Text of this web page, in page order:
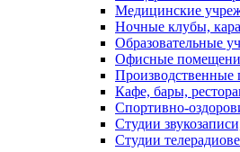
Медицинские
Ночные клубы,
Образовательные
Офисные
Производственные
Кафе, бары,
Спортивно-
Студии
Студии